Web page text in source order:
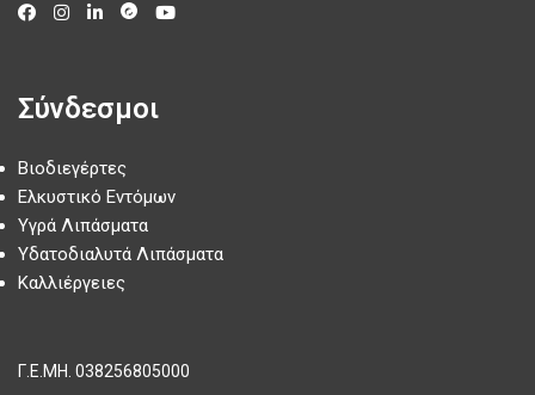
Σύνδεσμοι
Βιοδιεγέρτες
Ελκυστικό Εντόμων
Υγρά Λιπάσματα
Υδατοδιαλυτά Λιπάσματα
Καλλιέργειες
Γ.Ε.ΜΗ. 038256805000